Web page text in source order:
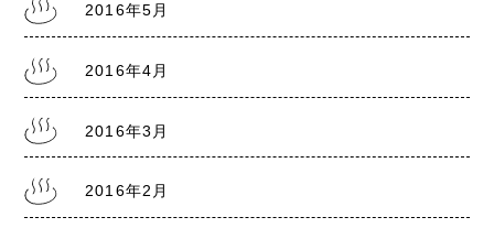
2016年5月
2016年4月
2016年3月
2016年2月